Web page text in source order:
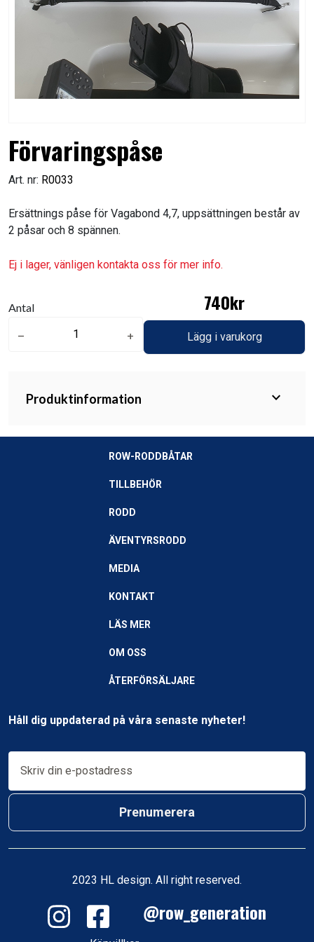
Förvaringspåse
Art. nr: R0033
Ersättnings påse för Vagabond 4,7, uppsättningen består av
2 påsar och 8 spännen.
Ej i lager, vänligen kontakta oss för mer info.
Antal
remove add
740kr
Lägg i varukorg
Produktinformation expand_more
ROW-RODDBÅTAR
TILLBEHÖR
RODD
ÄVENTYRSRODD
MEDIA
KONTAKT
LÄS MER
OM OSS
ÅTERFÖRSÄLJARE
Håll dig uppdaterad på våra senaste nyheter!
Prenumerera
2023 HL design. All right reserved.
@row_generation